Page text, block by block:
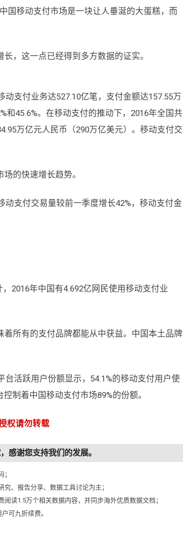
国移动支付市场是一块让人垂涎的大蛋糕，而
，这一点已经得到多方数据的证实。
支付业务达527.10亿笔，支付金额达157.55万
和45.6%。在移动支付的推动下，2016年全国共
万亿元人民币（290万亿美元）。移动支付交
的快速增长趋势。
支付交易量较前一季度增长42%，移动支付金
2016年中国有4.692亿网民使用移动支付业
所有的支付品牌都能从中获益。中国本土品牌
活跃用户份额显示，54.1%的移动支付用户使
制着中国移动支付市场89%的份额。
权请勿转载
感谢您支持我们的发展。
；
究、报告分享、数据工具讨论为主；
阅读1.5万个相关数据内容，并同步海外优质数据文档；
可九折续费。